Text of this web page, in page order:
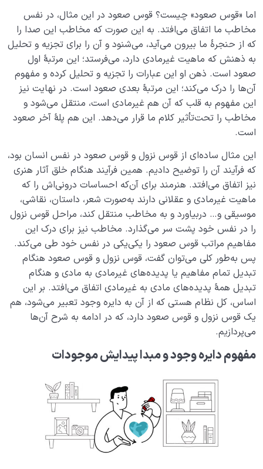
دنیا؛ باشگاه انسان‌سازی
چگونه انسان شویم؟ 0/18
اما «قوس صعود» چیست؟ قوس صعود در این مثال، در نفس
مخاطب ما اتفاق می‌افتد. به این صورت که مخاطب این صدا را
که از حنجرۀ ما بیرون می‌آید، می‌شنود و آن را برای تجزیه و تحلیل
به ذهنش که ماهیت غیرمادی دارد، می‌فرستد؛ این مرتبۀ اول
صعود است. ذهن او این عبارات را تجزیه و تحلیل کرده و مفهوم
آن‌ها را درک می‌کند؛ این مرتبۀ بعدی صعود است. در نهایت نیز
این مفهوم به قلب که آن‌ هم غیرمادی است، منتقل می‌شود و
مخاطب را تحت‌تأثیر کلام ما قرار می‌دهد. این هم پلۀ آخر صعود
است.
این مثال ساده‌ای از قوس نزول و قوس صعود در نفس انسان بود،
که فرآیند آن را توضیح دادیم. همین فرآیند هنگام خلق آثار هنری
نیز اتفاق می‌افتد. هنرمند برای آن‌که احساسات درونی‌اش را که
ماهیت غیرمادی و عقلانی دارند به‌صورت شعر، داستان، نقاشی،
موسیقی و… دربیاورد و به مخاطب منتقل کند، مراحل قوس نزول
را در نفس خود پشت سر می‌گذارد. مخاطب نیز برای درک این
مفاهیم مراتب قوس صعود را یکی‌یکی در نفس خود طی می‌کند.
پس به‌‌طور کلی می‌توان گفت، قوس نزول و قوس صعود هنگام
تبدیل تمام مفاهیم یا پدیده‌های غیرمادی به مادی و هنگام
تبدیل همۀ پدیده‌های مادی به غیرمادی اتفاق می‌افتد. بر این
اساس، کل نظام هستی که از آن به دایره وجود تعبیر می‌شود، هم
یک قوس نزول و قوس صعود دارد، که در ادامه به شرح آن‌ها
می‌پردازیم.
مفهوم دایره وجود و مبدا پیدایش موجودات